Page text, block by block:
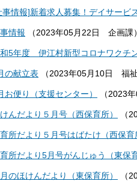
事情報]新着求人募集！デイサービ
情報 （ 2023年05月22日 企画課 ）
5年度 伊江村新型コロナワクチ
の献立表 （ 2023年05月10日 福
お便り（支援センター） （ 2023
んだより５月号（西保育所） （
所だより５月号はばたけ（西保育
所だより5月号がんじゅう（東保育
のほけんだより（東保育所） （